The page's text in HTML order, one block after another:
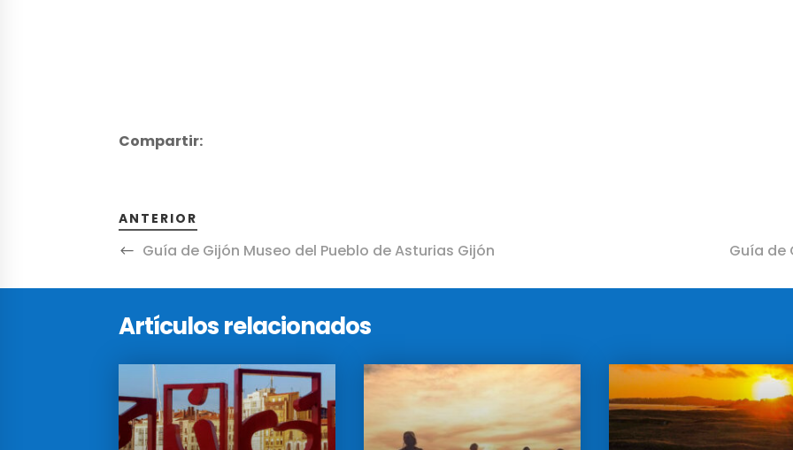
Compartir:
ANTERIOR
Guía de Gijón Museo del Pueblo de Asturias Gijón Guía de
Artículos relacionados